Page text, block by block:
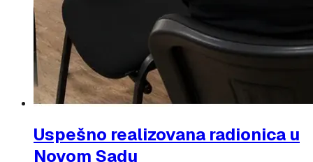
Uspešno realizovana radionica u
Novom Sadu